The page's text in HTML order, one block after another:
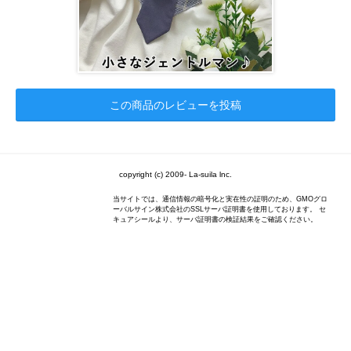
この商品のレビューを投稿
copyright (c) 2009- La-suila lnc.
当サイトでは、通信情報の暗号化と実在性の証明のため、GMOグロ
ーバルサイン株式会社のSSLサーバ証明書を使用しております。 セ
キュアシールより、サーバ証明書の検証結果をご確認ください。